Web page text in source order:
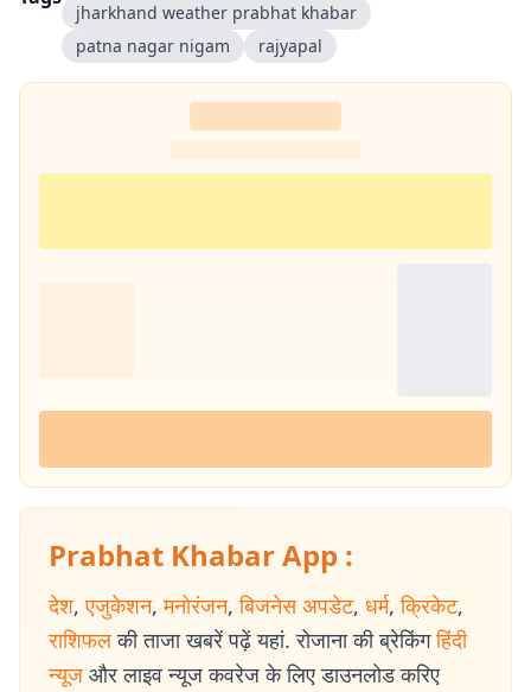
jharkhand weather prabhat khabar
patna nagar nigam
rajyapal
Prabhat Khabar App :
देश, एजुकेशन, मनोरंजन, बिजनेस अपडेट, धर्म, क्रिकेट,
राशिफल की ताजा खबरें पढ़ें यहां. रोजाना की ब्रेकिंग हिंदी
न्यूज और लाइव न्यूज कवरेज के लिए डाउनलोड करिए